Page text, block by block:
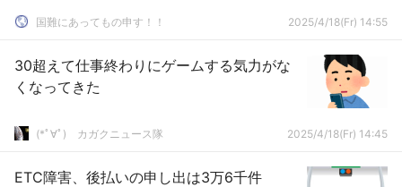
国難にあってもの申す！！ 2025/4/18(Fr) 14:55
30超えて仕事終わりにゲームする気力がな
くなってきた
(*ﾟ∀ﾟ)ゞカガクニュース隊 2025/4/18(Fr) 14:45
ETC障害、後払いの申し出は3万6千件